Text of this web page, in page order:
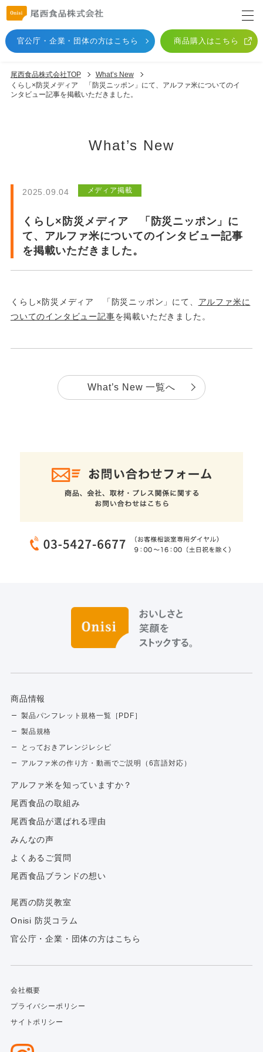
官公庁・企業・団体の方はこちら 商品購入はこちら
尾西食品株式会社TOP
What’s New
くらし×防災メディア 「防災ニッポン」にて、アルファ米についてのイ
ンタビュー記事を掲載いただきました。
What’s New
2025.09.04 メディア掲載
くらし×防災メディア 「防災ニッポン」に
て、アルファ米についてのインタビュー記事
を掲載いただきました。
くらし×防災メディア 「防災ニッポン」にて、 アルファ米に
ついてのインタビュー記事を掲載いただきました。
What’s New 一覧へ
商品情報
製品パンフレット規格一覧［PDF］
製品規格
とっておきアレンジレシピ
アルファ米の作り方・動画でご説明（6言語対応）
アルファ⽶を知っていますか？
尾西食品の取組み
尾西食品が選ばれる理由
みんなの声
よくあるご質問
尾西食品ブランドの想い
尾西の防災教室
Onisi 防災コラム
官公庁・企業・団体の方はこちら
会社概要
プライバシーポリシー
サイトポリシー